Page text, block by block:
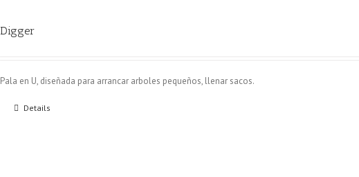
Digger
Pala en U, diseñada para arrancar arboles pequeños, llenar sacos.
Details